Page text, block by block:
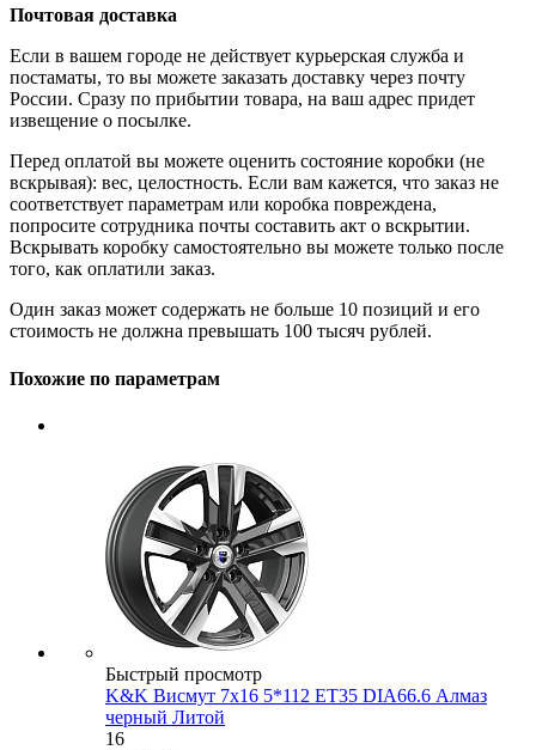
Почтовая доставка
Если в вашем городе не действует курьерская служба и
постаматы, то вы можете заказать доставку через почту
России. Сразу по прибытии товара, на ваш адрес придет
извещение о посылке.
Перед оплатой вы можете оценить состояние коробки (не
вскрывая): вес, целостность. Если вам кажется, что заказ не
соответствует параметрам или коробка повреждена,
попросите сотрудника почты составить акт о вскрытии.
Вскрывать коробку самостоятельно вы можете только после
того, как оплатили заказ.
Один заказ может содержать не больше 10 позиций и его
стоимость не должна превышать 100 тысяч рублей.
Похожие по параметрам
Быстрый просмотр
K&K Висмут 7x16 5*112 ET35 DIA66.6 Алмаз
черный Литой
16